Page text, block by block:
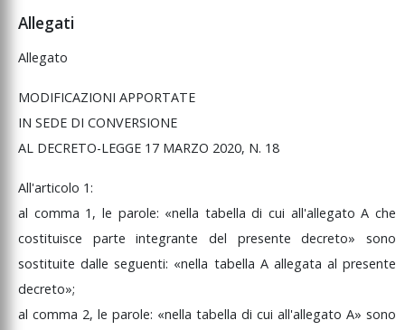
Allegati
Allegato
MODIFICAZIONI APPORTATE
IN SEDE DI CONVERSIONE
AL DECRETO-LEGGE 17 MARZO 2020, N. 18
All'articolo 1:
al comma 1, le parole: «nella tabelladicui all'allegatoAche
costituisce parteintegrantedel presentedecreto»sono
sostituitedalleseguenti: «nella tabella A allegata al presente
decreto»;
al comma 2, le parole: «nella tabella di cui all'allegato A» sono